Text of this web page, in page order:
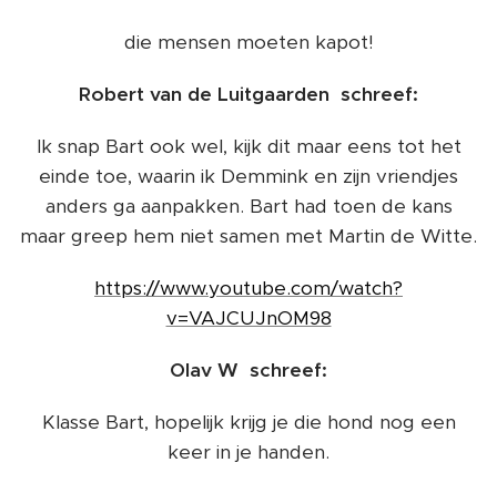
die mensen moeten kapot!
Robert van de Luitgaarden schreef:
Ik snap Bart ook wel, kijk dit maar eens tot het
einde toe, waarin ik Demmink en zijn vriendjes
anders ga aanpakken. Bart had toen de kans
maar greep hem niet samen met Martin de Witte.
https://www.youtube.com/watch?
v=VAJCUJnOM98
Olav W schreef:
Klasse Bart, hopelijk krijg je die hond nog een
keer in je handen.